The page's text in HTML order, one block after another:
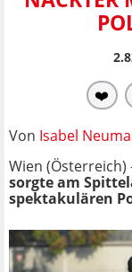
❤️
Von Isabel
Wien (Österreich)
sorgte am
spektakulären